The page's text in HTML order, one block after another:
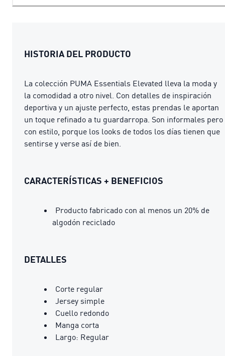
HISTORIA DEL PRODUCTO
La colección PUMA Essentials Elevated lleva la moda y
la comodidad a otro nivel. Con detalles de inspiración
deportiva y un ajuste perfecto, estas prendas le aportan
un toque refinado a tu guardarropa. Son informales pero
con estilo, porque los looks de todos los días tienen que
sentirse y verse así de bien.
CARACTERÍSTICAS + BENEFICIOS
Producto fabricado con al menos un 20% de
algodón reciclado
DETALLES
Corte regular
Jersey simple
Cuello redondo
Manga corta
Largo: Regular